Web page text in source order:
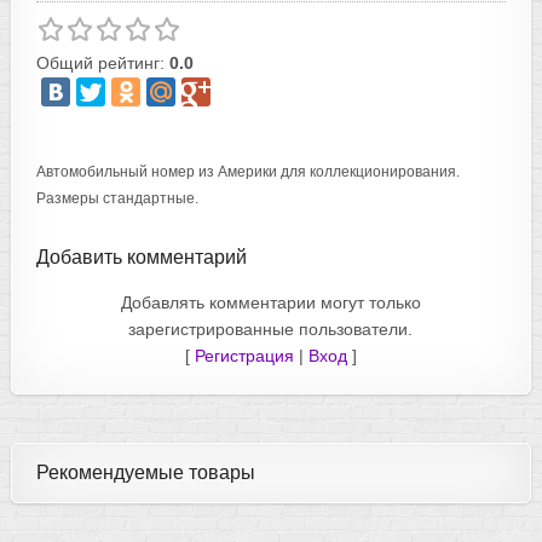
Общий рейтинг: 0.0
Автомобильный номер из Америки для коллекционирования.
Размеры стандартные.
Добавить комментарий
Добавлять комментарии могут только
зарегистрированные пользователи.
[ Регистрация | Вход ]
Рекомендуемые товары